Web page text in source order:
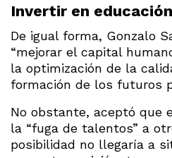
Invertir en educación
De igual forma, Gonzalo
“mejorar el capital
la optimización de la
formación de los futuros
No obstante, aceptó que
la “fuga de talentos” a
posibilidad no llegaría a